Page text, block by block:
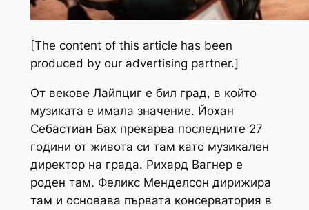
[The content of this article has been
produced by our advertising partner.]
От векове Лайпциг е бил град, в който
музиката е имала значение. Йохан
Себастиан Бах прекарва последните 27
години от живота си там като музикален
директор на града. Рихард Вагнер е
роден там. Феликс Менделсон дирижира
там и основава първата консерватория в